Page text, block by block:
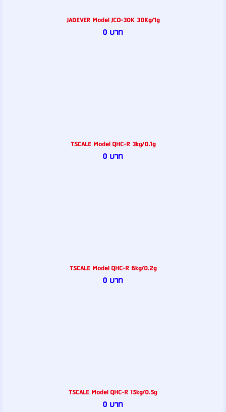
JADEVER Model JCO-30K 30Kg/1g
0 บาท
TSCALE Model QHC-R 3kg/0.1g
0 บาท
TSCALE Model QHC-R 6kg/0.2g
0 บาท
TSCALE Model QHC-R 15kg/0.5g
0 บาท